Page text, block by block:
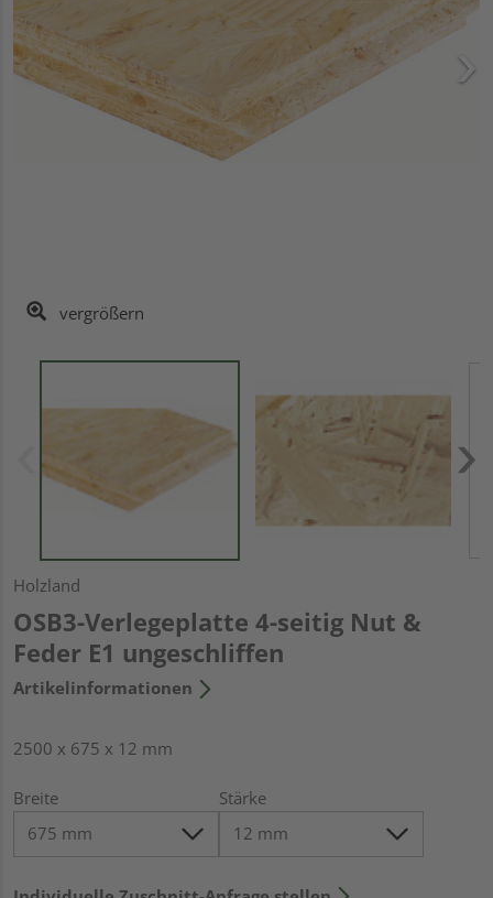
vergrößern
Holzland
OSB3-Verlegeplatte 4-seitig Nut &
Feder E1 ungeschliffen
Artikelinformationen
2500 x 675 x 12 mm
Breite Stärke